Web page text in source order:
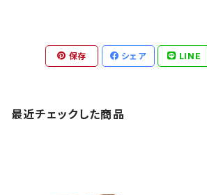
保存 シェア LINE
最近チェックした商品